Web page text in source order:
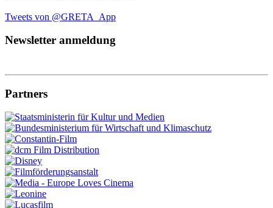
Tweets von @GRETA_App
Newsletter anmeldung
Partners